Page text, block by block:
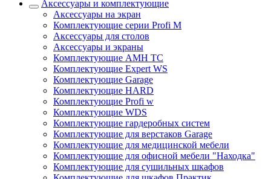
Аксессуары и комплектующие
Аксессуары на экран
Комплектующие серии Profi M
Аксессуары для столов
Аксессуары и экраны
Комплектующие AMH TC
Комплектующие Expert WS
Комплектующие Garage
Комплектующие HARD
Комплектующие Profi w
Комплектующие WDS
Комплектующие гардеробных систем
Комплектующие для верстаков Garage
Комплектующие для медицинской мебели
Комплектующие для офисной мебели "Находка"
Комплектующие для сушильных шкафов